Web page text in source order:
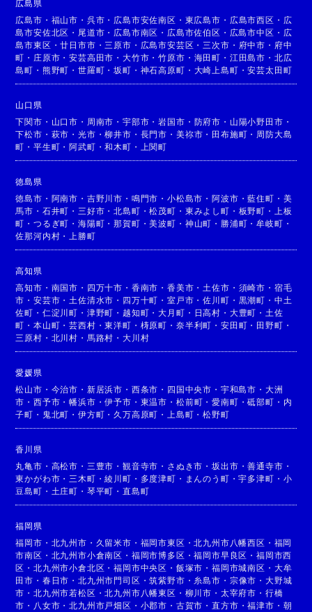
広島県
広島市 ・ 福山市 ・ 呉市 ・ 広島市安佐南区 ・ 東広島市 ・ 広島市西区 ・ 広
島市安佐北区 ・ 尾道市 ・ 広島市南区 ・ 広島市佐伯区 ・ 広島市中区 ・ 広
島市東区 ・廿日市市 ・ 三原市 ・ 広島市安芸区 ・ 三次市 ・ 府中市 ・ 府中
町 ・ 庄原市 ・安芸高田市 ・大竹市 ・竹原市 ・ 海田町 ・ 江田島市 ・ 北広
島町 ・ 熊野町 ・世羅町 ・坂町 ・ 神石高原町 ・ 大崎上島町 ・安芸太田町
山口県
下関市 ・ 山口市 ・ 周南市 ・宇部市 ・岩国市 ・ 防府市 ・ 山陽小野田市 ・
下松市 ・ 萩市 ・光市 ・柳井市 ・ 長門市 ・ 美祢市 ・ 田布施町 ・ 周防大島
町 ・平生町 ・阿武町 ・和木町 ・ 上関町
徳島県
徳島市 ・ 阿南市 ・ 吉野川市 ・ 鳴門市 ・小松島市 ・阿波市 ・藍住町 ・ 美
馬市 ・ 石井町 ・ 三好市 ・北島町 ・松茂町 ・ 東みよし町 ・ 板野町 ・
上板
町 ・つるぎ町 ・海陽町 ・那賀町 ・美波町 ・ 神山町 ・ 勝浦町 ・牟岐町 ・
佐那河内村 ・ 上勝町
高知県
高知市 ・ 南国市 ・ 四万十市 ・ 香南市 ・香美市 ・ 土佐市 ・ 須崎市 ・ 宿毛
市 ・安芸市 ・ 土佐清水市 ・ 四万十町 ・室戸市 ・佐川町 ・ 黒潮町 ・ 中土
佐町 ・ 仁淀川町 ・ 津野町 ・ 越知町 ・大月町 ・ 日高村 ・ 大豊町 ・ 土佐
町 ・本山町 ・芸西村 ・東洋町 ・ 梼原町 ・ 奈半利町 ・ 安田町 ・ 田野町 ・
三原村 ・ 北川村 ・ 馬路村 ・大川村
愛媛県
松山市 ・ 今治市 ・ 新居浜市 ・ 西条市 ・ 四国中央市 ・ 宇和島市 ・ 大洲
市 ・西予市 ・幡浜市 ・伊予市 ・ 東温市 ・ 松前町 ・愛南町 ・砥部町 ・ 内
子町 ・ 鬼北町 ・伊方町 ・ 久万高原町 ・ 上島町 ・松野町
香川県
丸亀市 ・ 高松市 ・ 三豊市 ・観音寺市 ・ さぬき市 ・坂出市 ・善通寺市 ・
東かがわ市 ・ 三木町 ・綾川町 ・ 多度津町 ・ まんのう町 ・宇多津町 ・ 小
豆島町 ・ 土庄町 ・ 琴平町 ・直島町
福岡県
福岡市 ・ 北九州市 ・ 久留米市 ・ 福岡市東区 ・北九州市八幡西区 ・ 福岡
市南区 ・ 北九州市小倉南区 ・ 福岡市博多区 ・福岡市早良区 ・福岡市西
区 ・北九州市小倉北区 ・福岡市中央区 ・ 飯塚市 ・福岡市城南区 ・ 大牟
田市 ・ 春日市 ・北九州市門司区 ・筑紫野市 ・ 糸島市 ・ 宗像市 ・ 大野城
市 ・北九州市若松区 ・北九州市八幡東区 ・ 柳川市 ・ 太宰府市 ・ 行橋
市 ・ 八女市 ・北九州市戸畑区 ・ 小郡市 ・ 古賀市 ・直方市 ・福津市 ・ 朝